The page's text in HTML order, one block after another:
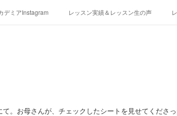
デミアInstagram レッスン実績＆レッスン生の声
。お母さんが、チェックしたシートを見せてくださ